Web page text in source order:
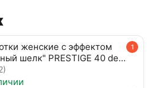
1
женские с эффектом
шелк" PRESTIGE 40 den